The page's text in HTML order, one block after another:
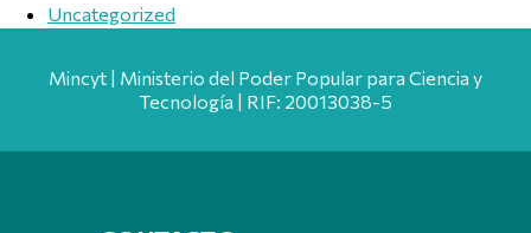
Uncategorized
Mincyt | Ministerio del Poder Popular para Ciencia y
Tecnología | RIF: 20013038-5